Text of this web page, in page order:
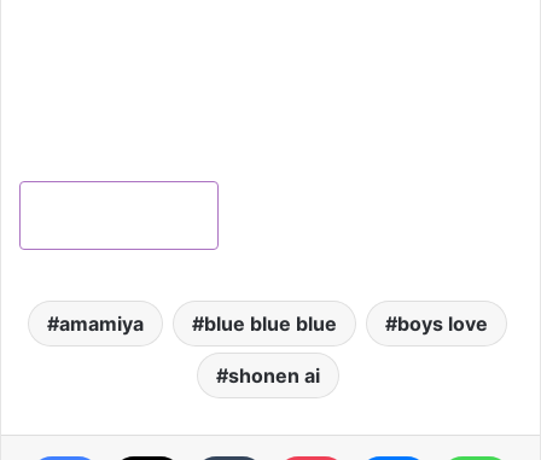
amamiya blue blue blue boys love
shonen ai